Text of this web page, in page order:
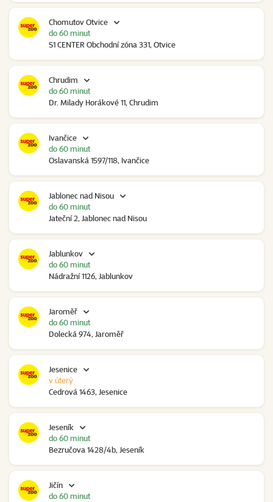
Chomutov Otvice
S1 CENTER Obchodní zóna 331, Otvice
do 60 minut
Chrudim
Dr. Milady Horákové 11, Chrudim
do 60 minut
Ivančice
Oslavanská 1597/118, Ivančice
do 60 minut
Jablonec nad Nisou
Jateční 2, Jablonec nad Nisou
do 60 minut
Jablunkov
Nádražní 1126, Jablunkov
do 60 minut
Jaroměř
Dolecká 974, Jaroměř
do 60 minut
Jesenice
Cedrová 1463, Jesenice
v úterý
Jeseník
Bezručova 1428/4b, Jeseník
do 60 minut
Jičín
do 60 minut